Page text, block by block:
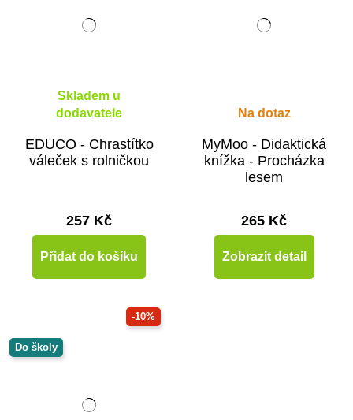
Skladem u
dodavatele
EDUCO - Chrastítko
váleček s rolničkou
257 Kč
Přidat do košíku
Na dotaz
MyMoo - Didaktická
knížka - Procházka
lesem
265 Kč
Zobrazit detail
-10%
Do školy